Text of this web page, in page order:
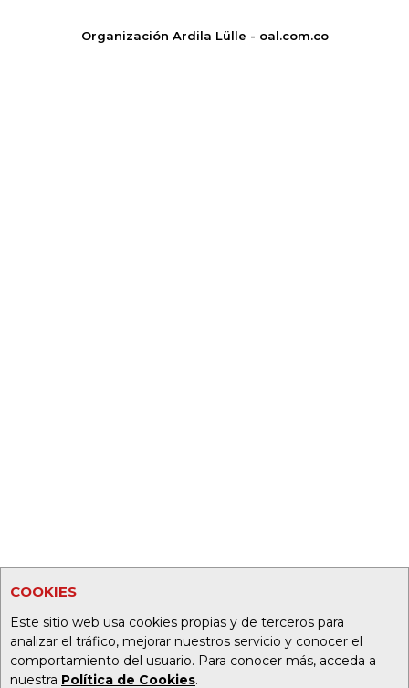
COOKIES
Este sitio web usa cookies propias y de terceros para
analizar el tráfico, mejorar nuestros servicio y conocer el
comportamiento del usuario. Para conocer más, acceda a
nuestra Política de Cookies.
Organización Ardila Lülle - oal.com.co